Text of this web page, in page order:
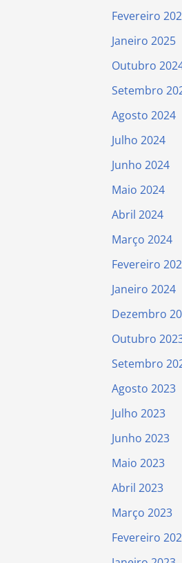
Fevereiro
Janeiro 2025
Outubro
Setembro
Agosto 2024
Julho 2024
Junho 2024
Maio 2024
Abril 2024
Março 2024
Fevereiro
Janeiro 2024
Dezembro
Outubro
Setembro
Agosto 2023
Julho 2023
Junho 2023
Maio 2023
Abril 2023
Março 2023
Fevereiro